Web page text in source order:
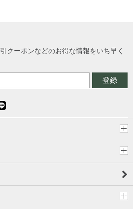
クーポンなどのお得な情報をいち早く
登録